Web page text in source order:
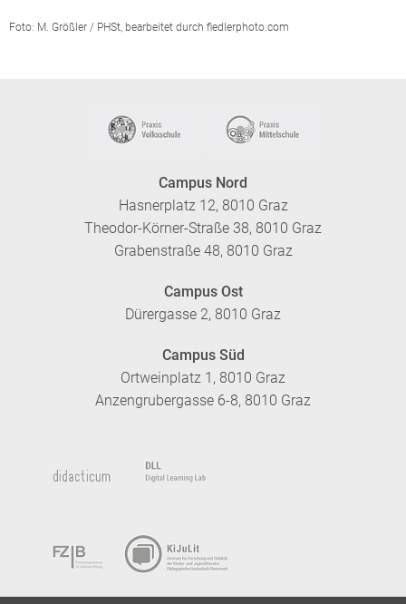
Foto: M. Größler / PHSt, bearbeitet durch fiedlerphoto.com
Campus Nord
Hasnerplatz 12, 8010 Graz
Theodor-Körner-Straße 38, 8010 Graz
Grabenstraße 48, 8010 Graz
Campus Ost
Dürergasse 2, 8010 Graz
Campus Süd
Ortweinplatz 1, 8010 Graz
Anzengrubergasse 6-8, 8010 Graz